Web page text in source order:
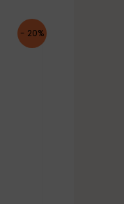
- 20%